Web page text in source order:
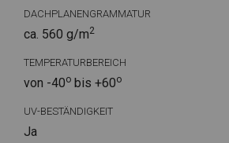
DACHPLANENGRAMMATUR
ca. 560 g/m2
TEMPERATURBEREICH
von -40obis +60o
UV-BESTÄNDIGKEIT
Ja